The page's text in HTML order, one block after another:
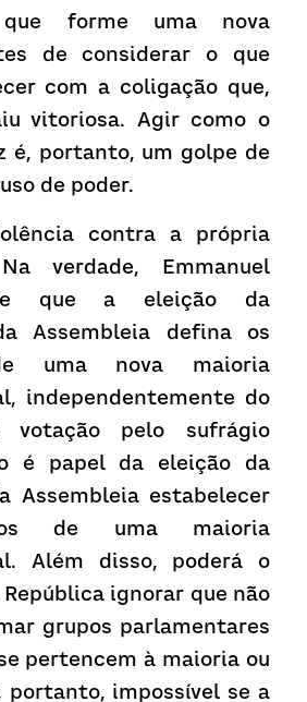
que forme uma nova
de considerar o que
com a coligação que,
vitoriosa. Agir como o
é, portanto, um golpe de
de poder.
contra a própria
verdade, Emmanuel
que a eleição da
Assembleia defina os
uma nova maioria
independentemente do
votação pelo sufrágio
é papel da eleição da
Assembleia estabelecer
de uma maioria
Além disso, poderá o
ignorar que não
grupos parlamentares
pertencem à maioria ou
portanto, impossível se a